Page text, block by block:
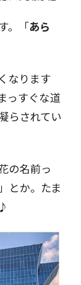
。「あら
なります
っすぐな道
らされてい
の名前っ
とか。たま